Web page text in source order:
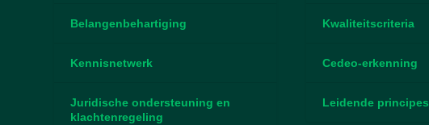
Belangenbehartiging
Kennisnetwerk
Juridische ondersteuning en
klachtenregeling
Kwaliteitscriteria
Cedeo-erkenning
Leidende principes